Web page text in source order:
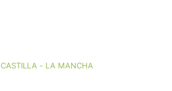
CASTILLA - LA MANCHA